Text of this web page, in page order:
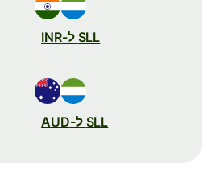
SLL ל-INR
SLL ל-AUD